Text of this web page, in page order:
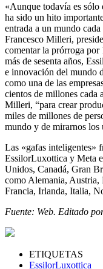
«Aunque todavía es
ha sido un hito
entrada a un mundo
Francesco Milleri,
comentar la prórroga por
más de sesenta años,
e innovación del mundo
como una de las
cientos de millones cada
Milleri, “para crear
miles de millones de
mundo y de mirarnos los
Las «gafas inteligentes»
EssilorLuxottica y Meta
Unidos, Canadá, Gran
como Alemania, Austria,
Francia, Irlanda, Italia,
Fuente: Web. Editado
ETIQUETAS
EssilorLuxottica